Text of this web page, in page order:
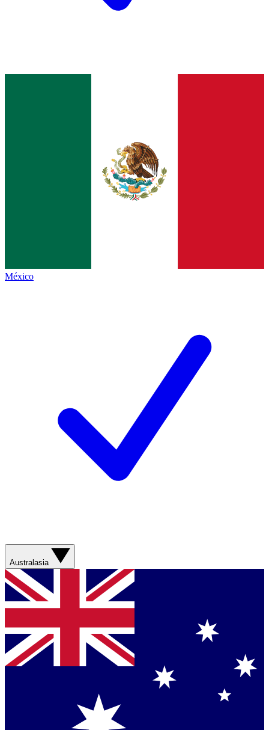
México
Australasia